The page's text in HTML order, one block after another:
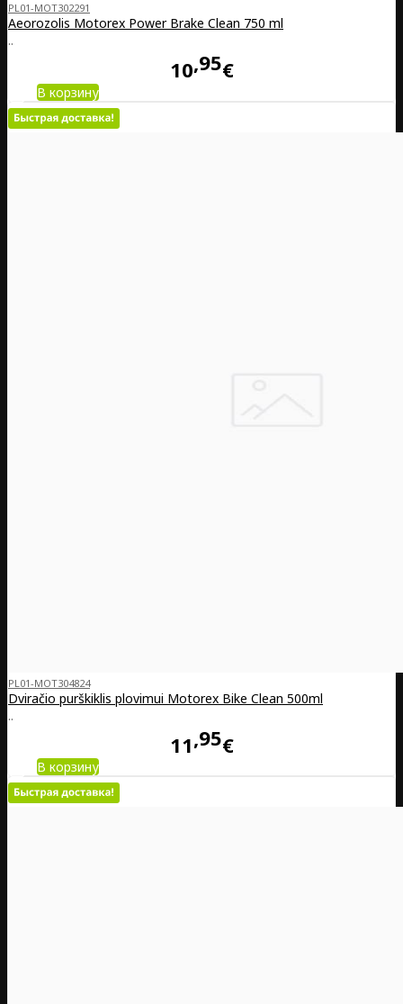
PL01-MOT302291
Aeorozolis Motorex Power Brake Clean 750 ml
..
10 95€
В корзину
PL01-MOT304824
Dviračio purškiklis plovimui Motorex Bike Clean 500ml
..
11 95€
В корзину